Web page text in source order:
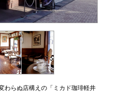
わらぬ店構えの「ミカド珈琲軽井